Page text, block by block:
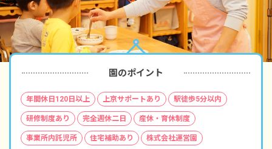
園のポイント
年間休日120日以上 上京サポートあり 駅徒歩5分以内
研修制度あり 完全週休二日 産休・育休制度
事業所内託児所 住宅補助あり 株式会社運営園